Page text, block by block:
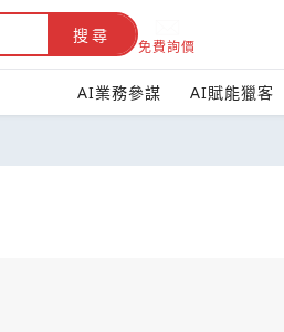
搜尋
免費詢價
AI業務參謀 AI賦能獵客